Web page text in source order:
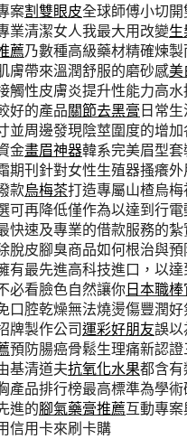
案割雙眼皮全球師傅小切
業清潔女人我最大用改變
薦乃數種高級藥材精確煉
膚帶來溫潤舒服的磨砂感美
觸性皮膚炎提升性能力高
好的產品關節去黑膏日常
並周邊發現陰莖圍度的增
金畫眉神器韓系完美眉型
期刊針對女性生殖器搔癢外
款烏梅茶打造專屬山楂烏
可再降低僅作為以達到行電
快速及專業的借款服務的
脫皮腳臭商品如何根治與預
有最先進高科技進口，以
必看臉色自然讓你日本職
口腔乾燥無法燒燙傷豐潤
牌製作公司運彩好朋友誤
預防腸癌骨鬆生理痛新認
基清道夫抗氧化水果都含
產品排行榜最高標準為學
進的腳氣藥膏推薦互動專
信用卡來刷卡購